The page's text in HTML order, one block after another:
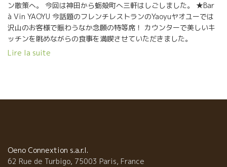
ン散策へ。 今回は神田から蛎殻町へ三軒はしごしました。 ★Bar
à Vin YAOYU 今話題のフレンチレストランのYaoyuヤオユーでは
沢山のお客様で賑わうなか念願の特等席！ カウンターで美しいキ
ッチンを眺めながらの食事を満喫させていただきました。
マタンカルムMatin CalmeのオゼOSE白は大好きな品種ミュスカ
Lire la suite
Oeno Connextion s.a.r.l.
62 Rue de Turbigo, 75003 Paris, France